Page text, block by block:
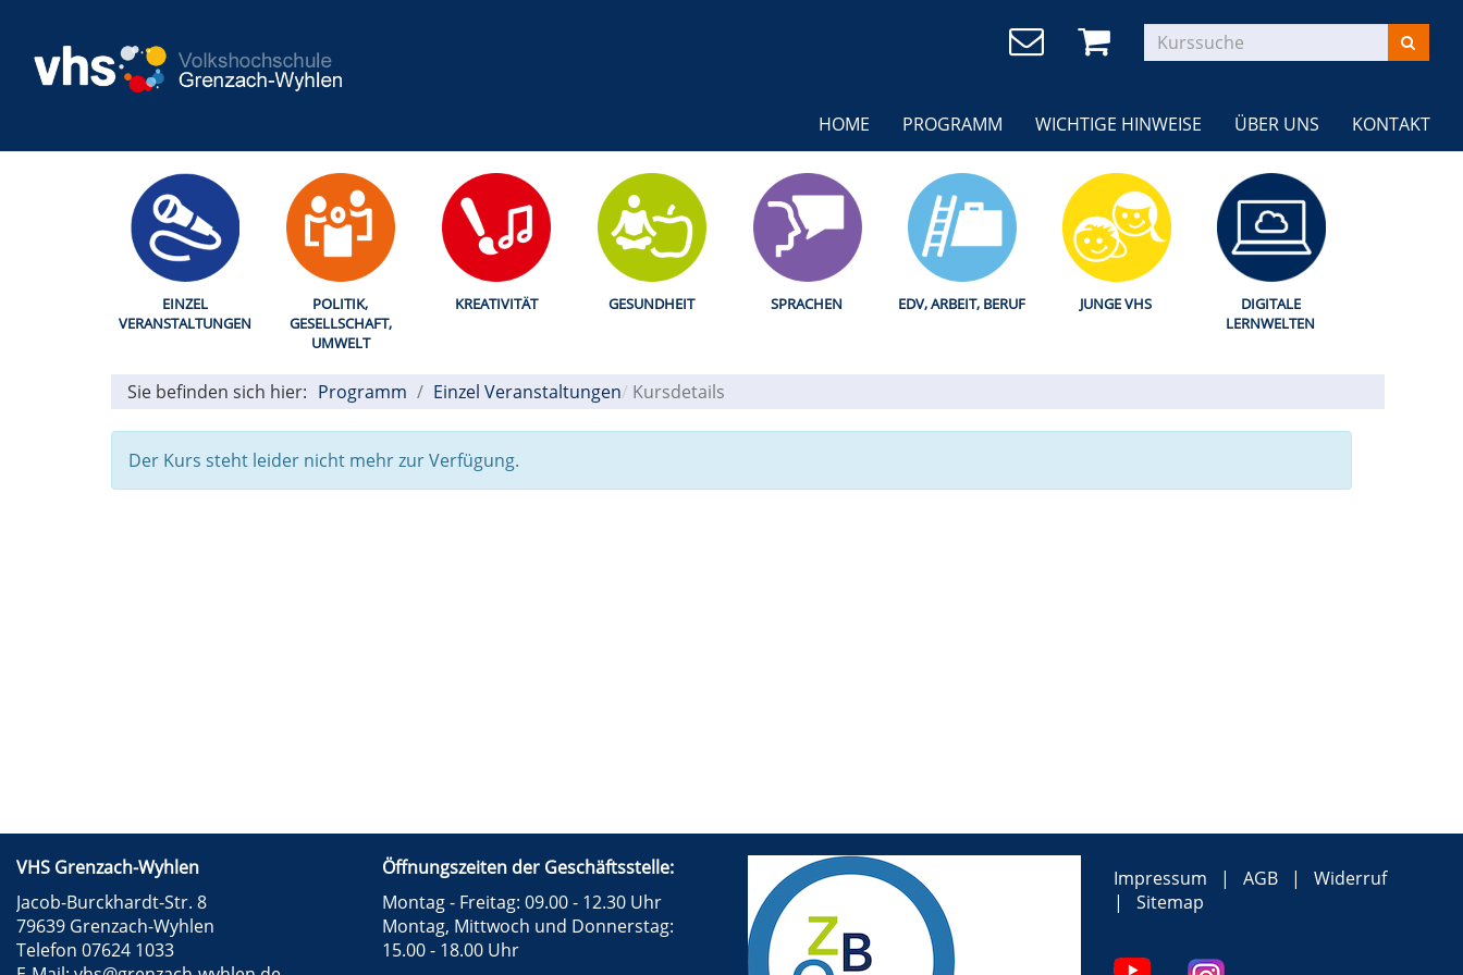
HOME PROGRAMM WICHTIGE HINWEISE ÜBER UNS KONTAKT
EINZEL
VERANSTALTUNGEN
POLITIK,
GESELLSCHAFT,
UMWELT
KREATIVITÄT GESUNDHEIT SPRACHEN EDV, ARBEIT, BERUF JUNGE VHS
DIGITALE
LERNWELTEN
Sie befinden sich hier: Programm Einzel Veranstaltungen Kursdetails
Der Kurs steht leider nicht mehr zur Verfügung.
VHS Grenzach-Wyhlen
Jacob-Burckhardt-Str. 8
79639 Grenzach-Wyhlen
Telefon 07624 1033
Öffnungszeiten der Geschäftsstelle:
Montag - Freitag: 09.00 - 12.30 Uhr
Montag, Mittwoch und Donnerstag:
15.00 - 18.00 Uhr
Impressum AGB
Widerruf
Sitemap